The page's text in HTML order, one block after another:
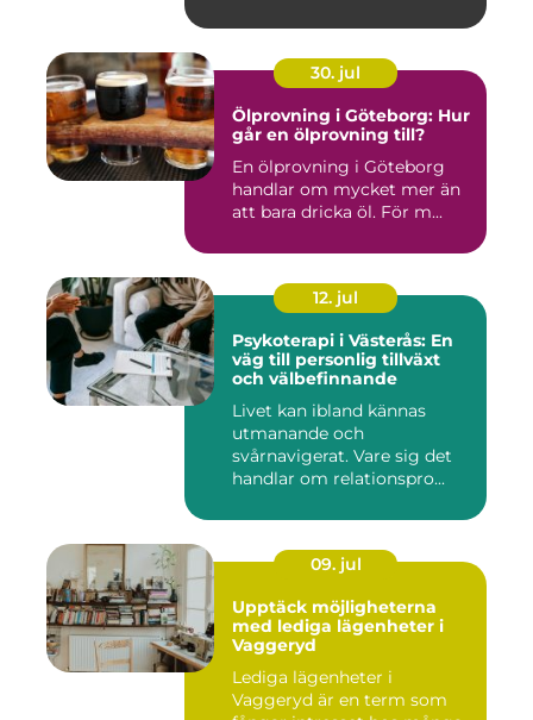
30. jul
Ölprovning i Göteborg: Hur
går en ölprovning till?
En ölprovning i Göteborg
handlar om mycket mer än
att bara dricka öl. För m...
12. jul
Psykoterapi i Västerås: En
väg till personlig tillväxt
och välbefinnande
Livet kan ibland kännas
utmanande och
svårnavigerat. Vare sig det
handlar om relationspro...
09. jul
Upptäck möjligheterna
med lediga lägenheter i
Vaggeryd
Lediga lägenheter i
Vaggeryd är en term som